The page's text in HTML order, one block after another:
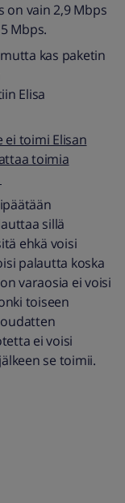
on vain 2,9 Mbps
Mbps.
kas paketin
Elisa
ei toimi Elisan
toimia
sillä
ehkä voisi
palautta koska
varaosia ei voisi
toiseen
ei voisi
se toimii.